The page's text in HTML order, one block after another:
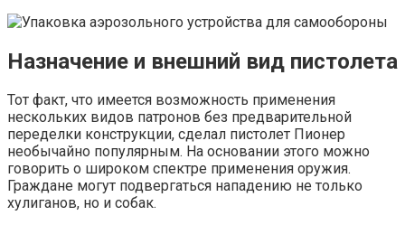
Назначение и внешний вид пистолета
Тот факт, что имеется возможность применения
нескольких видов патронов без предварительной
переделки конструкции, сделал пистолет Пионер
необычайно популярным. На основании этого можно
говорить о широком спектре применения оружия.
Граждане могут подвергаться нападению не только
хулиганов, но и собак.